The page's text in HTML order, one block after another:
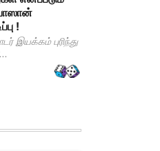
!
இயக்கம் புரிந்து